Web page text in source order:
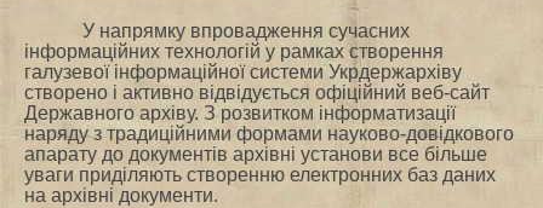
У напрямку впровадження сучасних
інформаційних технологій у рамках створення
галузевої інформаційної системи Укрдержархіву
створено і активно відвідується офіційний веб-сайт
Державного архіву. З розвитком інформатизації
наряду з традиційними формами науково-довідкового
апарату до документів архівні установи все більше
уваги приділяють створенню електронних баз даних
на архівні документи.